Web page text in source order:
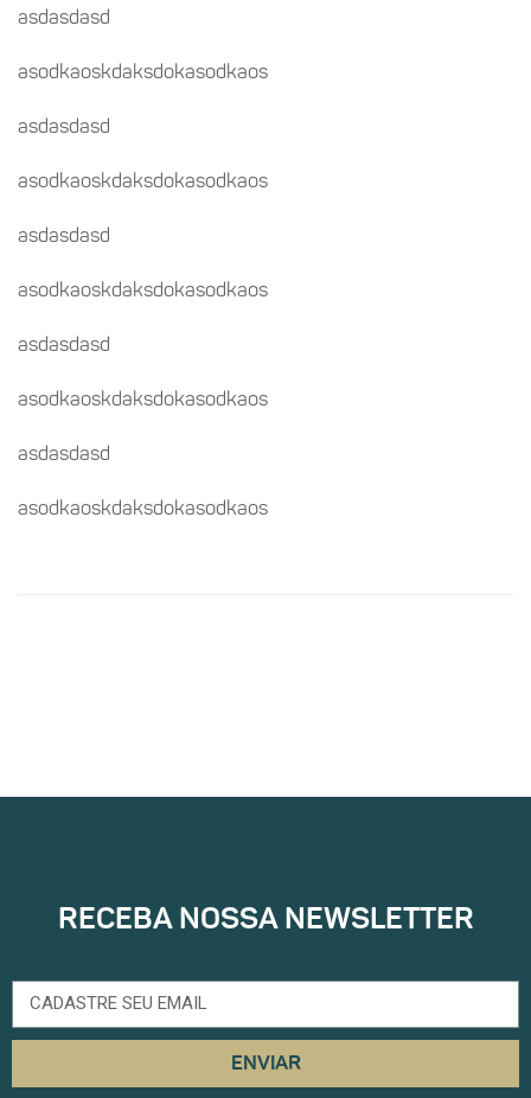
asdasdasd
asodkaoskdaksdokasodkaos
asdasdasd
asodkaoskdaksdokasodkaos
asdasdasd
asodkaoskdaksdokasodkaos
asdasdasd
asodkaoskdaksdokasodkaos
asdasdasd
asodkaoskdaksdokasodkaos
RECEBA NOSSA NEWSLETTER
ENVIAR